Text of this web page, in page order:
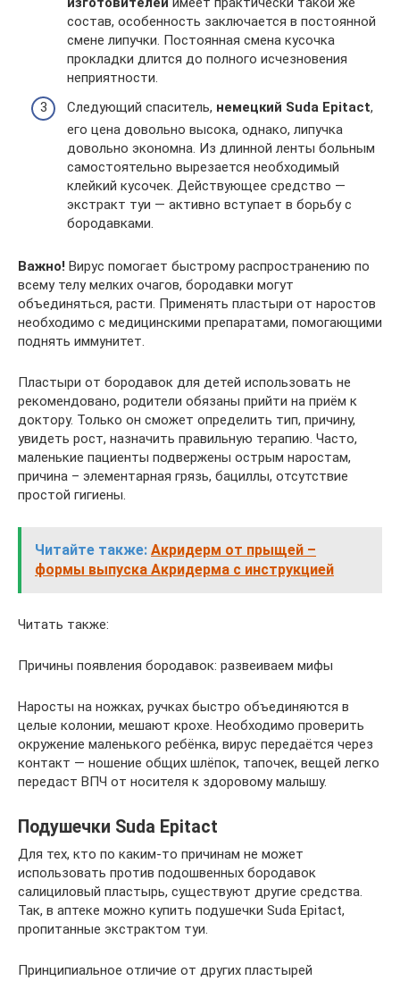
состав, особенность заключается в постоянной
смене липучки. Постоянная смена кусочка
прокладки длится до полного исчезновения
неприятности.
Следующий спаситель, немецкий Suda Epitact,
его цена довольно высока, однако, липучка
довольно экономна. Из длинной ленты больным
самостоятельно вырезается необходимый
клейкий кусочек. Действующее средство —
экстракт туи — активно вступает в борьбу с
бородавками.
Важно! Вирус помогает быстрому распространению по
всему телу мелких очагов, бородавки могут
объединяться, расти. Применять пластыри от наростов
необходимо с медицинскими препаратами, помогающими
поднять иммунитет.
Пластыри от бородавок для детей использовать не
рекомендовано, родители обязаны прийти на приём к
доктору. Только он сможет определить тип, причину,
увидеть рост, назначить правильную терапию. Часто,
маленькие пациенты подвержены острым наростам,
причина – элементарная грязь, бациллы, отсутствие
простой гигиены.
Читайте также: Акридерм от прыщей –
формы выпуска Акридерма с инструкцией
Читать также:
Причины появления бородавок: развеиваем мифы
Наросты на ножках, ручках быстро объединяются в
целые колонии, мешают крохе. Необходимо проверить
окружение маленького ребёнка, вирус передаётся через
контакт — ношение общих шлёпок, тапочек, вещей легко
передаст ВПЧ от носителя к здоровому малышу.
Подушечки Suda Epitact
Для тех, кто по каким-то причинам не может
использовать против подошвенных бородавок
салициловый пластырь, существуют другие средства.
Так, в аптеке можно купить подушечки Suda Epitact,
пропитанные экстрактом туи.
Принципиальное отличие от других пластырей